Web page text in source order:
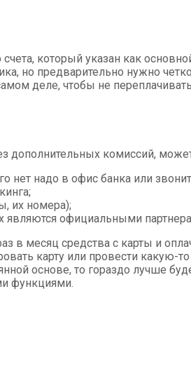
который указан как
но предварительно нужно
деле, чтобы не переплачивать
комиссий,
нет надо в офис банка или
их номера);
являются официальными
в месяц средства с карты и
карту или провести
основе, то гораздо лучше
функциями.